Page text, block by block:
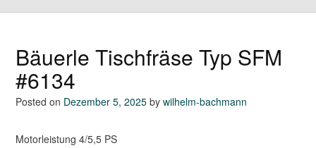
Bäuerle Tischfräse Typ SFM
#6134
Posted on Dezember 5, 2025 by wilhelm-bachmann
Motorleistung 4/5,5 PS